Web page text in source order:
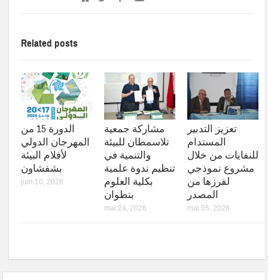
Related posts
الدورة 15 من
المهرجان الدولي
لأفلام البيئة
بشفشاون
juin 10, 2026
مشاركة جمعية
تلاسمطان للبيئة
والتنمية في
تنظيم ندوة علمية
بكلية العلوم
بتطوان
mai 24, 2026
تعزيز التدبير
المستدام
للنفايات من خلال
مشروع نموذجي
لفرزها من
المصدر
mai 05, 2026